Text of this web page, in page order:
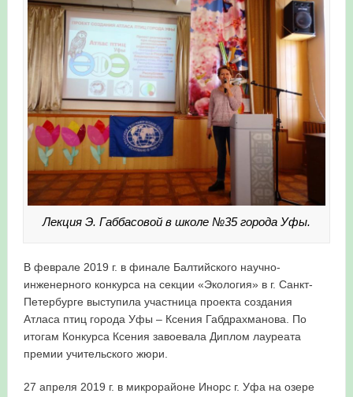
Лекция Э. Габбасовой в школе №35 города Уфы.
В феврале 2019 г. в финале Балтийского научно-
инженерного конкурса на секции «Экология» в г. Санкт-
Петербурге выступила участница проекта создания
Атласа птиц города Уфы – Ксения Габдрахманова. По
итогам Конкурса Ксения завоевала Диплом лауреата
премии учительского жюри.
27 апреля 2019 г. в микрорайоне Инорс г. Уфа на озере